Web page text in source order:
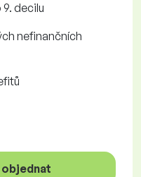
decilu
nefinančních